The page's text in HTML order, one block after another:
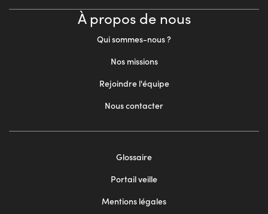
À propos de nous
Qui sommes-nous ?
Nos missions
Rejoindre l'équipe
Nous contacter
Glossaire
Portail veille
Mentions légales